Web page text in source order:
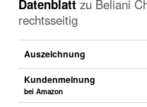
Datenblatt zu Beliani
rechtsseitig
Auszeichnung
Kundenmeinung
bei Amazon